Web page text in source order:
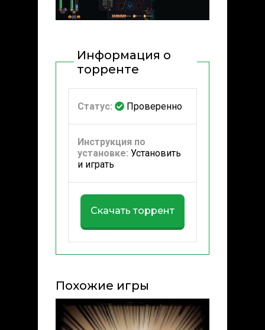
Информация о
торренте
Статус: Проверенно
Инструкция по
установке: Установить
и играть
Скачать торрент
Похожие игры